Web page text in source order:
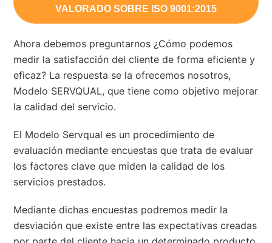
VALORADO SOBRE ISO 9001:2015
Ahora debemos preguntarnos ¿Cómo podemos
medir la satisfacción del cliente de forma eficiente y
eficaz? La respuesta se la ofrecemos nosotros,
Modelo SERVQUAL, que tiene como objetivo mejorar
la calidad del servicio.
El Modelo Servqual es un procedimiento de
evaluación mediante encuestas que trata de evaluar
los factores clave que miden la calidad de los
servicios prestados.
Mediante dichas encuestas podremos medir la
desviación que existe entre las expectativas creadas